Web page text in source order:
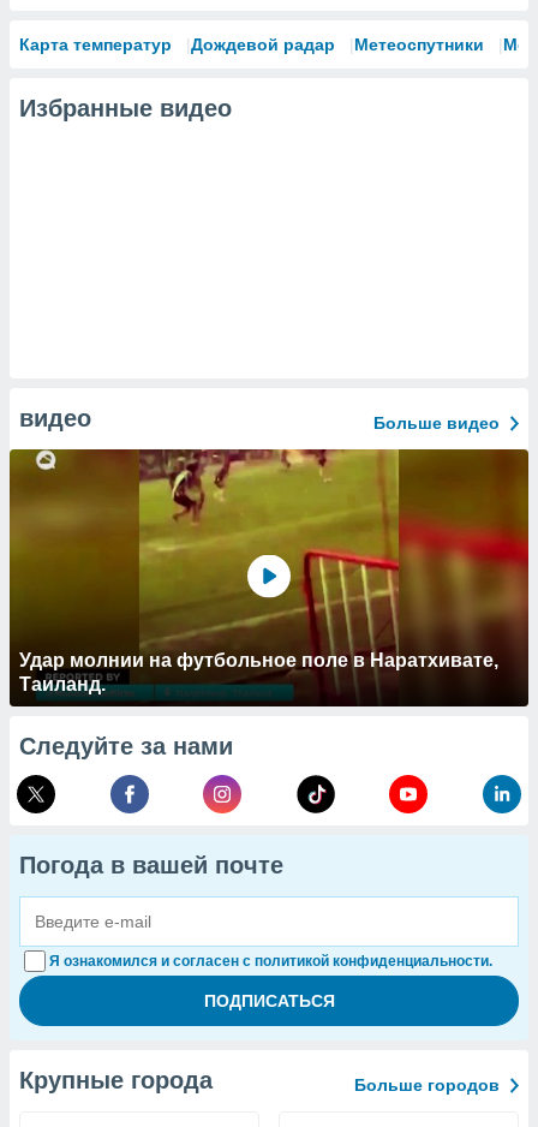
Карта температур Дождевой радар Метеоспутники
Избранные видео
видео Больше видео
Удар молнии на футбольное поле в Наратхивате,
Таиланд.
Следуйте за нами
Погода в вашей почте
Я ознакомился и согласен с политикой конфиденциальности.
Крупные города Больше городов